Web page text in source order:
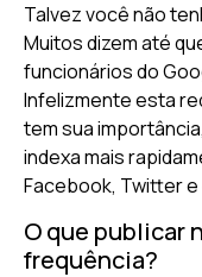
Talvez você não
Muitos dizem até
funcionários do
Infelizmente esta
tem sua
indexa mais
Facebook, Twitter
O que publicar
frequência?